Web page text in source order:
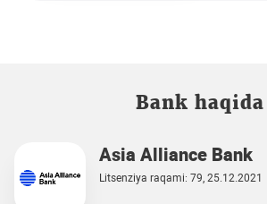
Bank haqida
Asia Alliance Bank
Litsenziya raqami: 79, 25.12.2021